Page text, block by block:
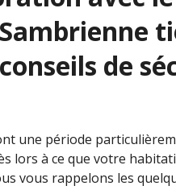
de
une période
lors à ce que votre
vous rappelons les